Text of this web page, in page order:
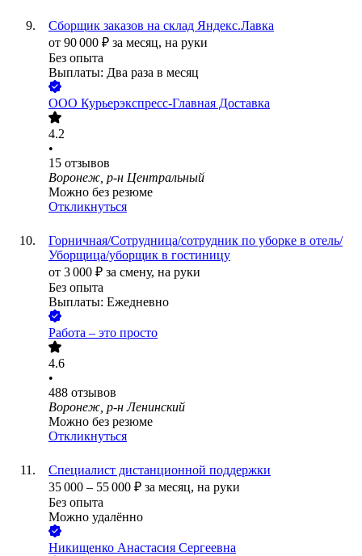
Сборщик заказов на склад Яндекс.Лавка
от 90 000 ₽ за месяц, на руки
Без опыта
Выплаты: Два раза в месяц
ООО Курьерэкспресс-Главная Доставка
4.2
•
15 отзывов
Воронеж, р-н Центральный
Можно без резюме
Откликнуться
Горничная/Сотрудница/сотрудник по уборке в отель/
Уборщица/уборщик в гостиницу
от 3 000 ₽ за смену, на руки
Без опыта
Выплаты: Ежедневно
Работа – это просто
4.6
•
488 отзывов
Воронеж, р-н Ленинский
Можно без резюме
Откликнуться
Специалист дистанционной поддержки
35 000 – 55 000 ₽ за месяц, на руки
Без опыта
Можно удалённо
Никищенко Анастасия Сергеевна